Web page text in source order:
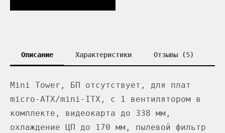
Описание Характеристики Отзывы (5)
Mini Tower, БП отсутствует, для плат
micro-ATX/mini-ITX, с 1 вентилятором в
комплекте, видеокарта до 338 мм,
охлаждение ЦП до 170 мм, пылевой фильтр